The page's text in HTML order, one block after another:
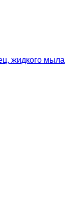
жидкого мыла